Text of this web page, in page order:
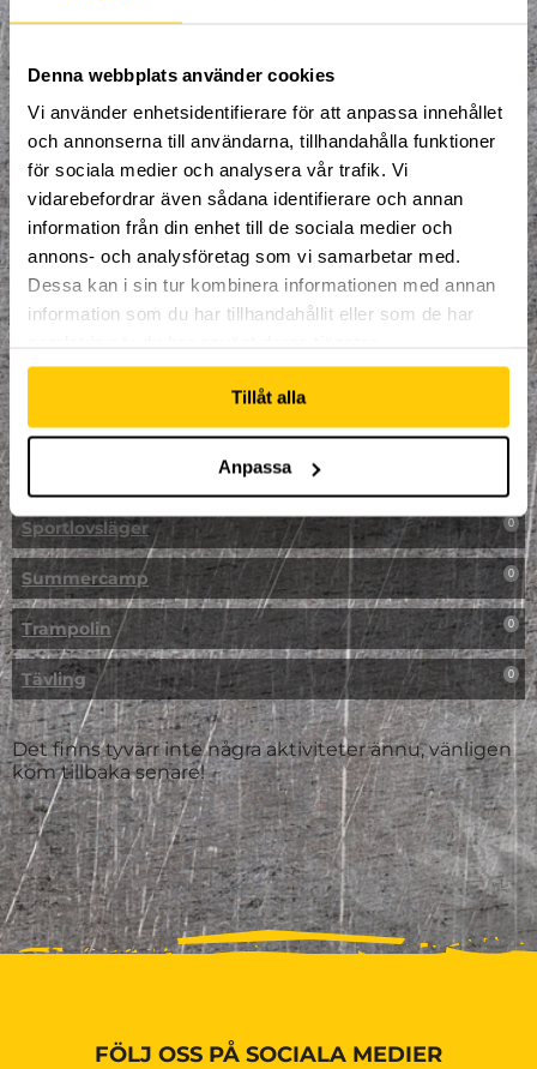
Denna webbplats använder cookies
Vi använder enhetsidentifierare för att anpassa innehållet
och annonserna till användarna, tillhandahålla funktioner
för sociala medier och analysera vår trafik. Vi
vidarebefordrar även sådana identifierare och annan
information från din enhet till de sociala medier och
annons- och analysföretag som vi samarbetar med.
Dessa kan i sin tur kombinera informationen med annan
information som du har tillhandahållit eller som de har
Tillåt alla
Anpassa
Klättring
LAN
Multisport
Mässa
NPF-Träning
Parkour
Påsk på Dome
Påsklovsläger 0
Skateboard 0
Sportlovsläger 0
Summercamp 0
Trampolin 0
Tävling 0
Det finns tyvärr inte några aktiviteter ännu, vänligen
kom tillbaka senare!
FÖLJ OSS PÅ SOCIALA MEDIER